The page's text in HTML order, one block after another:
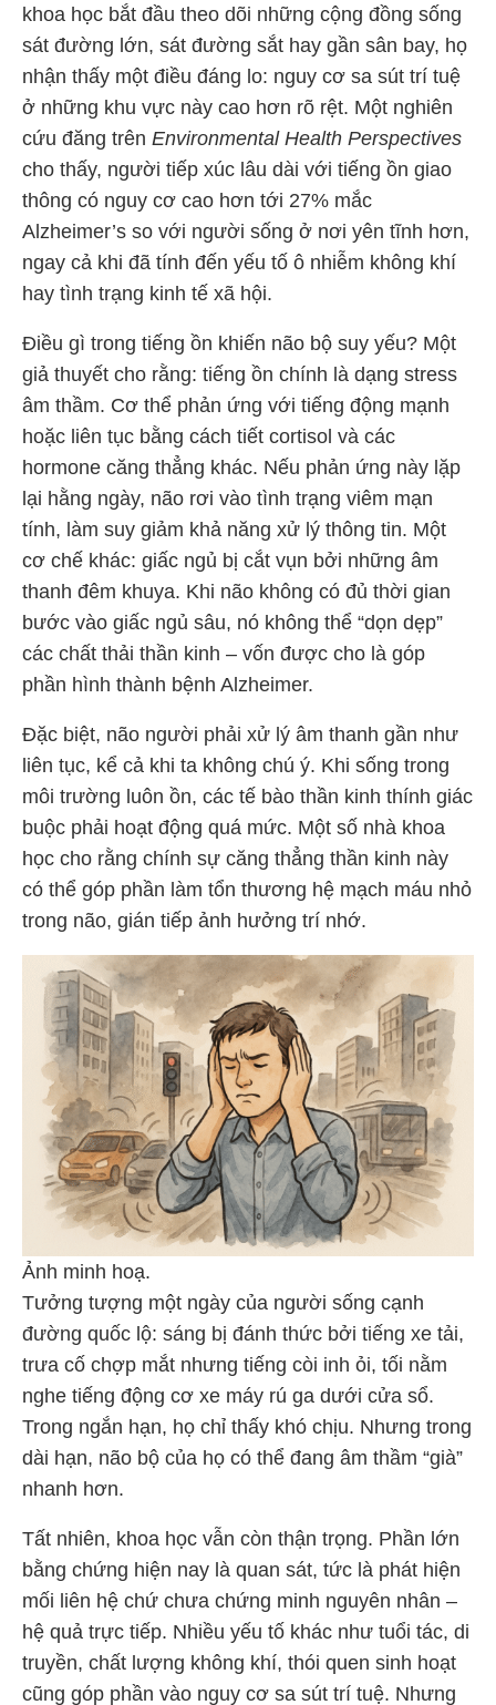
khoa học bắt đầu theo dõi những cộng đồng sống
sát đường lớn, sát đường sắt hay gần sân bay, họ
nhận thấy một điều đáng lo: nguy cơ sa sút trí tuệ
ở những khu vực này cao hơn rõ rệt. Một nghiên
cứu đăng trên Environmental Health Perspectives
cho thấy, người tiếp xúc lâu dài với tiếng ồn giao
thông có nguy cơ cao hơn tới 27% mắc
Alzheimer’s so với người sống ở nơi yên tĩnh hơn,
ngay cả khi đã tính đến yếu tố ô nhiễm không khí
hay tình trạng kinh tế xã hội.
Điều gì trong tiếng ồn khiến não bộ suy yếu? Một
giả thuyết cho rằng: tiếng ồn chính là dạng stress
âm thầm. Cơ thể phản ứng với tiếng động mạnh
hoặc liên tục bằng cách tiết cortisol và các
hormone căng thẳng khác. Nếu phản ứng này lặp
lại hằng ngày, não rơi vào tình trạng viêm mạn
tính, làm suy giảm khả năng xử lý thông tin. Một
cơ chế khác: giấc ngủ bị cắt vụn bởi những âm
thanh đêm khuya. Khi não không có đủ thời gian
bước vào giấc ngủ sâu, nó không thể “dọn dẹp”
các chất thải thần kinh – vốn được cho là góp
phần hình thành bệnh Alzheimer.
Đặc biệt, não người phải xử lý âm thanh gần như
liên tục, kể cả khi ta không chú ý. Khi sống trong
môi trường luôn ồn, các tế bào thần kinh thính giác
buộc phải hoạt động quá mức. Một số nhà khoa
học cho rằng chính sự căng thẳng thần kinh này
có thể góp phần làm tổn thương hệ mạch máu nhỏ
trong não, gián tiếp ảnh hưởng trí nhớ.
Ảnh minh hoạ.
Tưởng tượng một ngày của người sống cạnh
đường quốc lộ: sáng bị đánh thức bởi tiếng xe tải,
trưa cố chợp mắt nhưng tiếng còi inh ỏi, tối nằm
nghe tiếng động cơ xe máy rú ga dưới cửa sổ.
Trong ngắn hạn, họ chỉ thấy khó chịu. Nhưng trong
dài hạn, não bộ của họ có thể đang âm thầm “già”
nhanh hơn.
Tất nhiên, khoa học vẫn còn thận trọng. Phần lớn
bằng chứng hiện nay là quan sát, tức là phát hiện
mối liên hệ chứ chưa chứng minh nguyên nhân –
hệ quả trực tiếp. Nhiều yếu tố khác như tuổi tác, di
truyền, chất lượng không khí, thói quen sinh hoạt
cũng góp phần vào nguy cơ sa sút trí tuệ. Nhưng